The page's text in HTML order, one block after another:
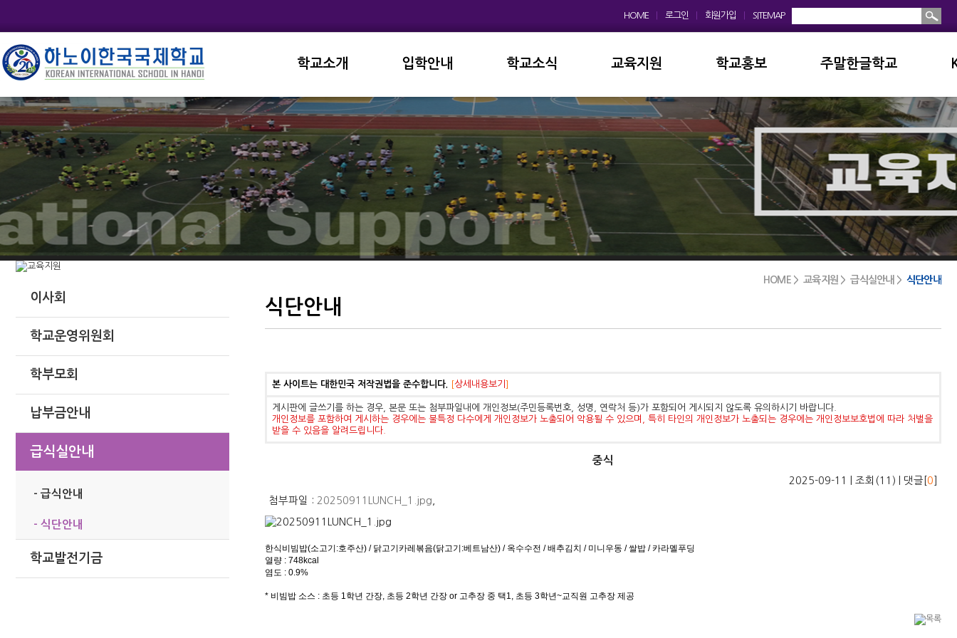
HOME 로그인 회원가입 SITEMAP
학교소개
교직원인사
학교상징
학교연혁
학교교육목표
학교현황
입학안내
중고등학교
학교소식
공지사항
학사일정
교육과정
가정통신문
방과후학교
진로진학
외국어자료실
교육지원
학교운영위원회
학부모회
급식실안내
학교발전기금
학교홍보
학교앨범
홍보동영상
보도자료
디지털선도학교
주말한글학교
소개및현황
공지사항
입학안내
학교앨범
서식자료실
이사회
학교운영위원회
학부모회
납부금안내
급식실안내
- 급식안내
- 식단안내
학교발전기금
HOME > 교육지원 > 급식실안내 > 식단안내
식단안내
본 사이트는 대한민국 저작권법을 준수합니다. [상세내용보기 ]
게시판에 글쓰기를 하는 경우, 본문 또는 첨부파일내에 개인정보(주민등록번호, 성명, 연락처 등)가 포함되어 게시되지 않도록 유의하시기 바랍니다.
개인정보를 포함하여 게시하는 경우에는 불특정 다수에게 개인정보가 노출되어 악용될 수 있으며, 특히 타인의 개인정보가 노출되는 경우에는 개인정보보호법에 따라 처벌을
받을 수 있음을 알려드립니다.
중식
2025-09-11 | 조회(11) | 댓글[ 0
첨부파일 : 20250911LUNCH_1.jpg
한식비빔밥(소고기:호주산) / 닭고기카레볶음(닭고기:베트남산) / 옥수수전 / 배추김치 / 미니우동 / 쌀밥 / 카라멜푸딩
열량 : 748kcal
염도 : 0.9%
* 비빔밥 소스 : 초등 1학년 간장, 초등 2학년 간장 or 고추장 중 택1, 초등 3학년~교직원 고추장 제공